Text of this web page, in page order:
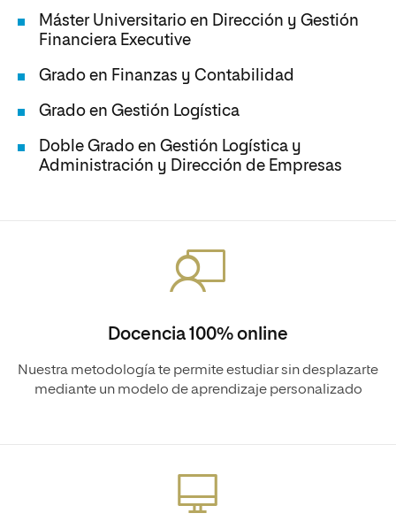
Máster Universitario en Dirección y Gestión
Financiera Executive
Grado en Finanzas y Contabilidad
Grado en Gestión Logística
Doble Grado en Gestión Logística y
Administración y Dirección de Empresas
Docencia 100% online
Nuestra metodología te permite estudiar sin desplazarte
mediante un modelo de aprendizaje personalizado